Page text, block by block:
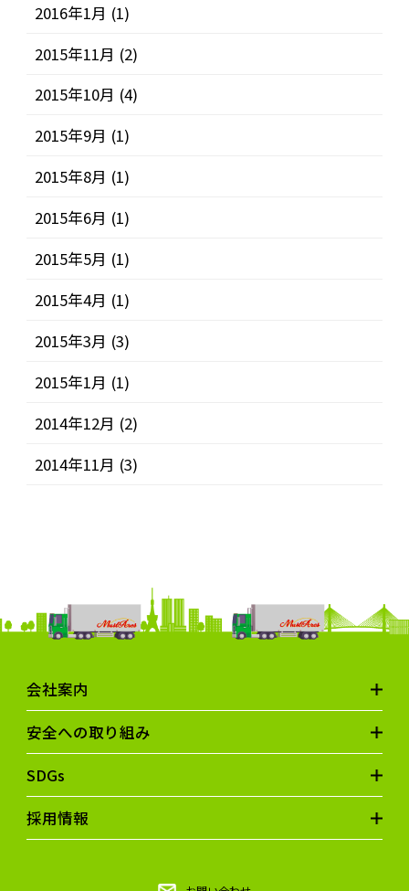
2016年1月 (1)
2015年11月 (2)
2015年10月 (4)
2015年9月 (1)
2015年8月 (1)
2015年6月 (1)
2015年5月 (1)
2015年4月 (1)
2015年3月 (3)
2015年1月 (1)
2014年12月 (2)
2014年11月 (3)
会社案内
安全への取り組み
SDGs
採用情報